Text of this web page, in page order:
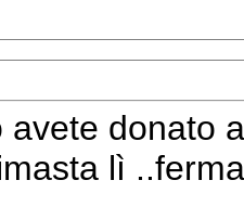
avete donato
lì